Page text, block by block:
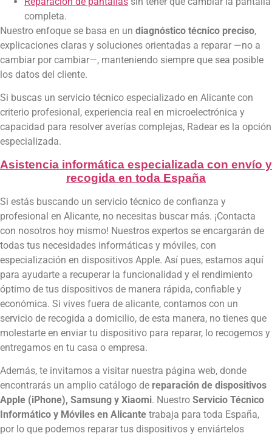
completa.
Nuestro enfoque se basa en un diagnóstico técnico preciso,
explicaciones claras y soluciones orientadas a reparar —no a
cambiar por cambiar—, manteniendo siempre que sea posible
los datos del cliente.
Si buscas un servicio técnico especializado en Alicante con
criterio profesional, experiencia real en microelectrónica y
capacidad para resolver averías complejas, Radear es la opción
especializada.
Asistencia informática especializada con envío y
recogida en toda España
Si estás buscando un servicio técnico de confianza y
profesional en Alicante, no necesitas buscar más. ¡Contacta
con nosotros hoy mismo! Nuestros expertos se encargarán de
todas tus necesidades informáticas y móviles, con
especialización en dispositivos Apple. Así pues, estamos aquí
para ayudarte a recuperar la funcionalidad y el rendimiento
óptimo de tus dispositivos de manera rápida, confiable y
económica. Si vives fuera de alicante, contamos con un
servicio de recogida a domicilio, de esta manera, no tienes que
molestarte en enviar tu dispositivo para reparar, lo recogemos y
entregamos en tu casa o empresa.
Además, te invitamos a visitar nuestra página web, donde
encontrarás un amplio catálogo de reparación de dispositivos
Apple (iPhone), Samsung y Xiaomi. Nuestro Servicio Técnico
Informático y Móviles en Alicante trabaja para toda España,
por lo que podemos reparar tus dispositivos y enviártelos